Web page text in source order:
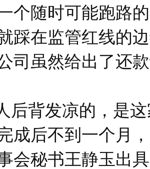
个随时可能跑路
踩在监管红线的
司虽然给出了还
背发凉的，是这
成后不到一个月
会秘书王静玉出